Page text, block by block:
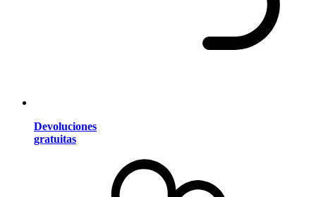
Devoluciones
gratuitas